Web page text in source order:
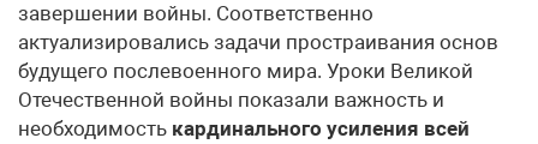
завершении войны. Соответственно
актуализировались задачи простраивания основ
будущего послевоенного мира. Уроки Великой
Отечественной войны показали важность и
необходимость кардинального усиления всей